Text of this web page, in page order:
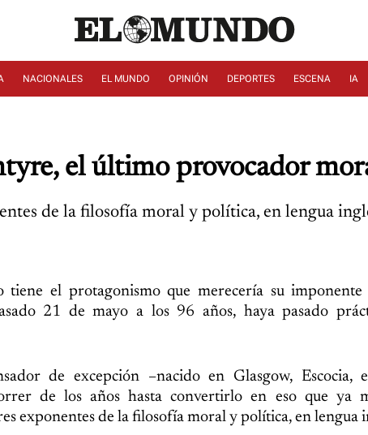
NACIONALES EL MUNDO OPINIÓN DEPORTES ESCENA IA
el último provocador
de la filosofía moral y política, en lengua
el protagonismo que merecería su imponente
21 de mayo a los 96 años, haya pasado
de excepción –nacido en Glasgow, Escocia,
de los años hasta convertirlo en eso que ya
exponentes de la filosofía moral y política, en lengua